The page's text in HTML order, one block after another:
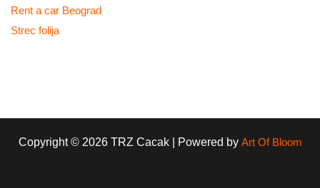
Rent a car Beograd
Strec folija
Copyright © 2026 TRZ Cacak | Powered by Art Of Bloom